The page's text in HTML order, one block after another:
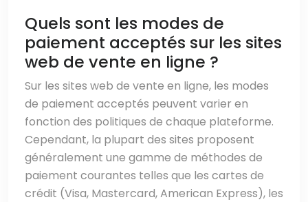
Quels sont les modes de
paiement acceptés sur les sites
web de vente en ligne ?
Sur les sites web de vente en ligne, les modes
de paiement acceptés peuvent varier en
fonction des politiques de chaque plateforme.
Cependant, la plupart des sites proposent
généralement une gamme de méthodes de
paiement courantes telles que les cartes de
crédit (Visa, Mastercard, American Express), les